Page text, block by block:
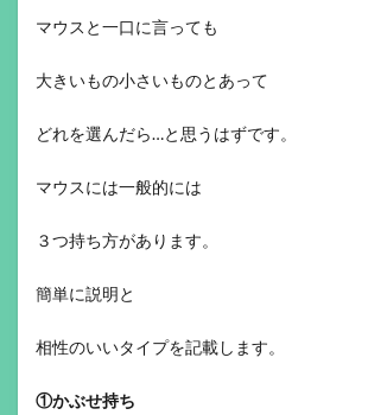
マウスと一口に言っても
大きいもの小さいものとあって
どれを選んだら…と思うはずです。
マウスには一般的には
３つ持ち方があります。
簡単に説明と
相性のいいタイプを記載します。
①かぶせ持ち